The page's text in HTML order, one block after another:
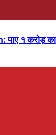
१ करोड़ का